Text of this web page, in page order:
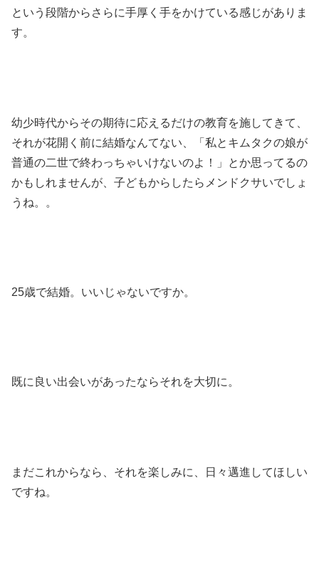
という段階からさらに手厚く手をかけている感じがありま
す。
幼少時代からその期待に応えるだけの教育を施してきて、
それが花開く前に結婚なんてない、「私とキムタクの娘が
普通の二世で終わっちゃいけないのよ！」とか思ってるの
かもしれませんが、子どもからしたらメンドクサいでしょ
うね。。
25歳で結婚。いいじゃないですか。
既に良い出会いがあったならそれを大切に。
まだこれからなら、それを楽しみに、日々邁進してほしい
ですね。